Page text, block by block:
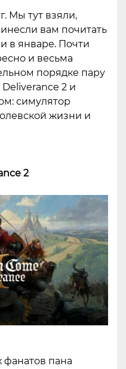
Мы тут взяли,
вам почитать
в январе. Почти
и весьма
порядке пару
2 и
симулятор
жизни и
2
фанатов пана